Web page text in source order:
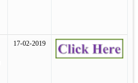
17-02-2019